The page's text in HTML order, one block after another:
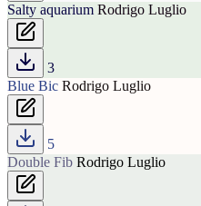
Salty aquarium Rodrigo Luglio
3
Blue Bic Rodrigo Luglio
5
Double Fib Rodrigo Luglio